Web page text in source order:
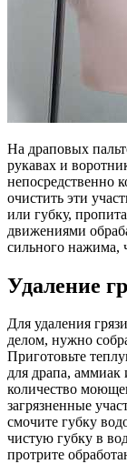
На драповых
рукавах и
непосредственно
очистить эти
или губку,
движениями
сильного нажима,
Удаление
Для удаления
делом, нужно
Приготовьте
для драпа, аммиак
количество
загрязненные
смочите губку
чистую губку в
протрите